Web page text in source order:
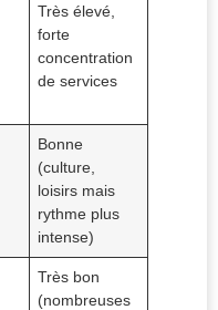
Très élevé,
forte
concentration
de services
Bonne
(culture,
loisirs mais
rythme plus
intense)
Très bon
(nombreuses